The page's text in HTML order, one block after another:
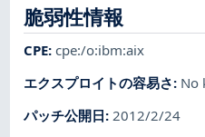
脆弱性情報
CPE:cpe:/o:ibm:aix
エクスプロイトの容易さ: No
パッチ公開日:2012/2/24